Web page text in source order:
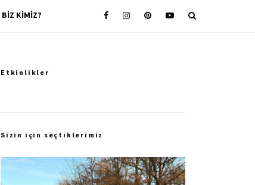
BIZ KIMIZ?
Etkinlikler
Sizin için seçtiklerimiz